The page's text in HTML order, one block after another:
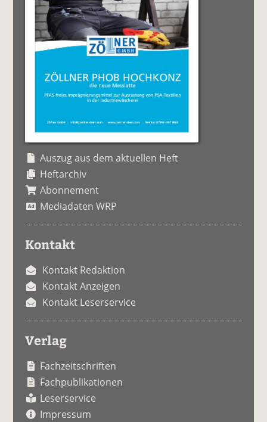
Auszug aus dem aktuellen Heft
Heftarchiv
Abonnement
Mediadaten WRP
Kontakt
Kontakt Redaktion
Kontakt Anzeigen
Kontakt Leserservice
Verlag
Fachzeitschriften
Fachpublikationen
Leserservice
Impressum